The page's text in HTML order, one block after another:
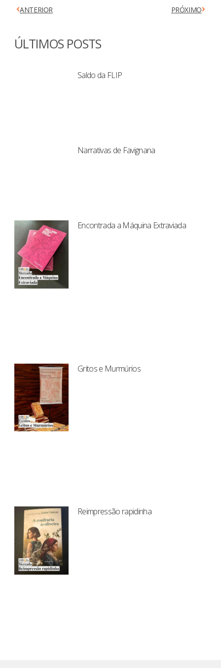
ANTERIOR PRÓXIMO
ÚLTIMOS POSTS
Saldo da FLIP
Narrativas de Favignana
Encontrada a Máquina Extraviada
Gritos e Murmúrios
Reimpressão rapidinha